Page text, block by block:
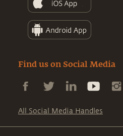
Find us on Social Media
All Social Media Handles